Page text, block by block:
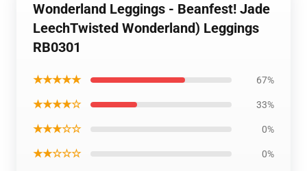
Wonderland Leggings - Beanfest! Jade
LeechTwisted Wonderland) Leggings
RB0301
★★★★★ 67%
★★★★☆ 33%
★★★☆☆ 0%
★★☆☆☆ 0%